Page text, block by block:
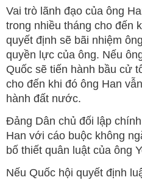
Vai trò lãnh đạo của ông
trong nhiều tháng cho đến
quyết định sẽ bãi nhiệm
quyền lực của ông. Nếu
Quốc sẽ tiến hành bầu cử
cho đến khi đó ông Han
hành đất nước.
Đảng Dân chủ đối lập
Han với cáo buộc không
bố thiết quân luật của ông
Nếu Quốc hội quyết định